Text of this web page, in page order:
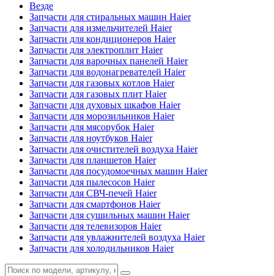
Везде
Запчасти для стиральных машин Haier
Запчасти для измельчителей Haier
Запчасти для кондиционеров Haier
Запчасти для электроплит Haier
Запчасти для варочных панелей Haier
Запчасти для водонагревателей Haier
Запчасти для газовых котлов Haier
Запчасти для газовых плит Haier
Запчасти для духовых шкафов Haier
Запчасти для морозильников Haier
Запчасти для мясорубок Haier
Запчасти для ноутбуков Haier
Запчасти для очистителей воздуха Haier
Запчасти для планшетов Haier
Запчасти для посудомоечных машин Haier
Запчасти для пылесосов Haier
Запчасти для СВЧ-печей Haier
Запчасти для смартфонов Haier
Запчасти для сушильных машин Haier
Запчасти для телевизоров Haier
Запчасти для увлажнителей воздуха Haier
Запчасти для холодильников Haier